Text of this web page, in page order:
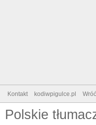
Kontakt kodiwpigulce.pl
Polskie